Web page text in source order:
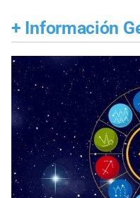
+ Información